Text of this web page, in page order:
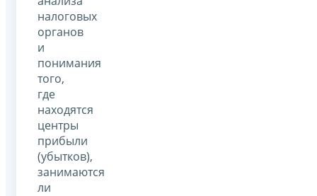
налоговых
органов
и
понимания
того,
где
находятся
центры
прибыли
(убытков),
занимаются
ли